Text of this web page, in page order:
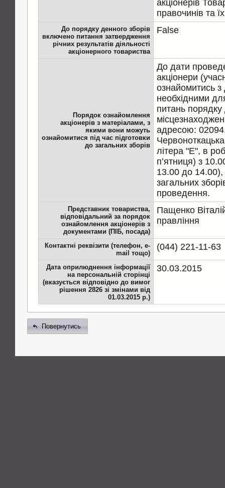
акціонерів
правочинів та
До порядку денного зборів
включено питання затвердження
річних результатів діяльності
акціонерного товариства
False
Порядок ознайомлення
акціонерів з матеріалами, з
якими вони можуть
ознайомитися під час підготовки
до загальних зборів
До дати
акціонери
ознайомитись
необхідними
питань порядку
адресою:
літера "Е", в
п’ятниця) з
13.00 до
загальних
проведення.
Представник товариства,
відповідальний за порядок
ознайомлення акціонерів з
документами (ПІБ, посада)
Пащенко
правління
Контактні реквізити (телефон, e-
mail тощо)
(044) 221-11-63
Дата оприлюднення інформації
на персональній сторінці
(вказується відповідно до вимог
рішення 2826 зі змінами від
01.03.2015 р.)
30.03.2015
Повернутись